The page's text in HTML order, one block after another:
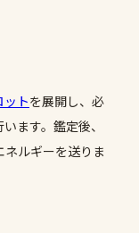
ットを展開し、必
ます。鑑定後、
ルギーを送りま